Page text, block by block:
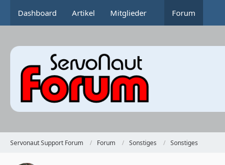
Dashboard Artikel Mitglieder Forum
Servonaut Support Forum Forum Sonstiges Sonstiges